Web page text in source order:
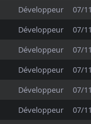
Développeur
07/
Développeur
07/
Développeur
07/
Développeur
07/
Développeur
07/
Développeur
07/